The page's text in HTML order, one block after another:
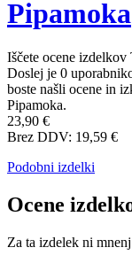
Pipamoka
Iščete ocene izdelkov
Doslej je 0
boste našli ocene in
Pipamoka.
23,90 €
Brez DDV: 19,59 €
Podobni izdelki
Ocene
Za ta izdelek ni